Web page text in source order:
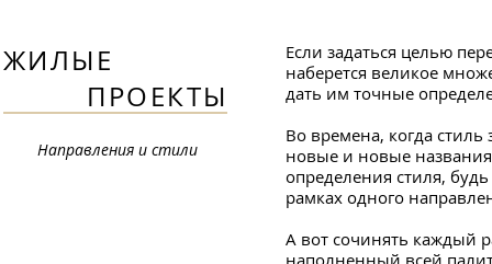
ЖИЛЫЕ
ПРОЕКТЫ
Направления и стили
Если задаться целью
наберется великое
дать им точные
Во времена, когда
новые и новые
определения стиля,
рамках одного
А вот сочинять каждый
наполненный всей